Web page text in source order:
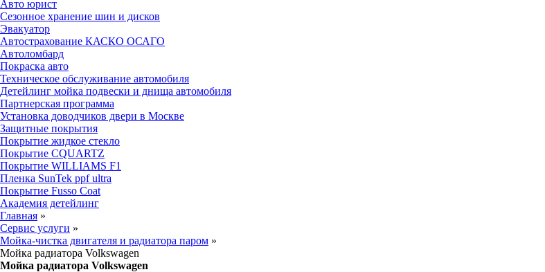
Авто юрист
Сезонное хранение шин и дисков
Эвакуатор
Автострахование КАСКО ОСАГО
Автоломбард
Покраска авто
Техническое обслуживание автомобиля
Детейлинг мойка подвески и днища автомобиля
Партнерская программа
Установка доводчиков двери в Москве
Защитные покрытия
Покрытие жидкое стекло
Покрытие CQUARTZ
Покрытие WILLIAMS F1
Пленка SunTek ppf ultra
Покрытие Fusso Coat
Академия детейлинг
Главная »
Сервис услуги »
Мойка-чистка двигателя и радиатора паром »
Мойка радиатора Volkswagen
Мойка радиатора Volkswagen